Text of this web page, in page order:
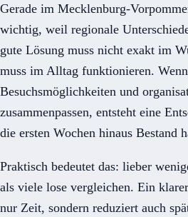
Gerade im Mecklenburg-
wichtig, weil regionale
gute Lösung muss nicht exakt im
muss im Alltag funktionieren.
Besuchsmöglichkeiten und
zusammenpassen, entsteht eine
die ersten Wochen hinaus Bestand
Praktisch bedeutet das: lieber
als viele lose vergleichen. Ein
nur Zeit, sondern reduziert auch